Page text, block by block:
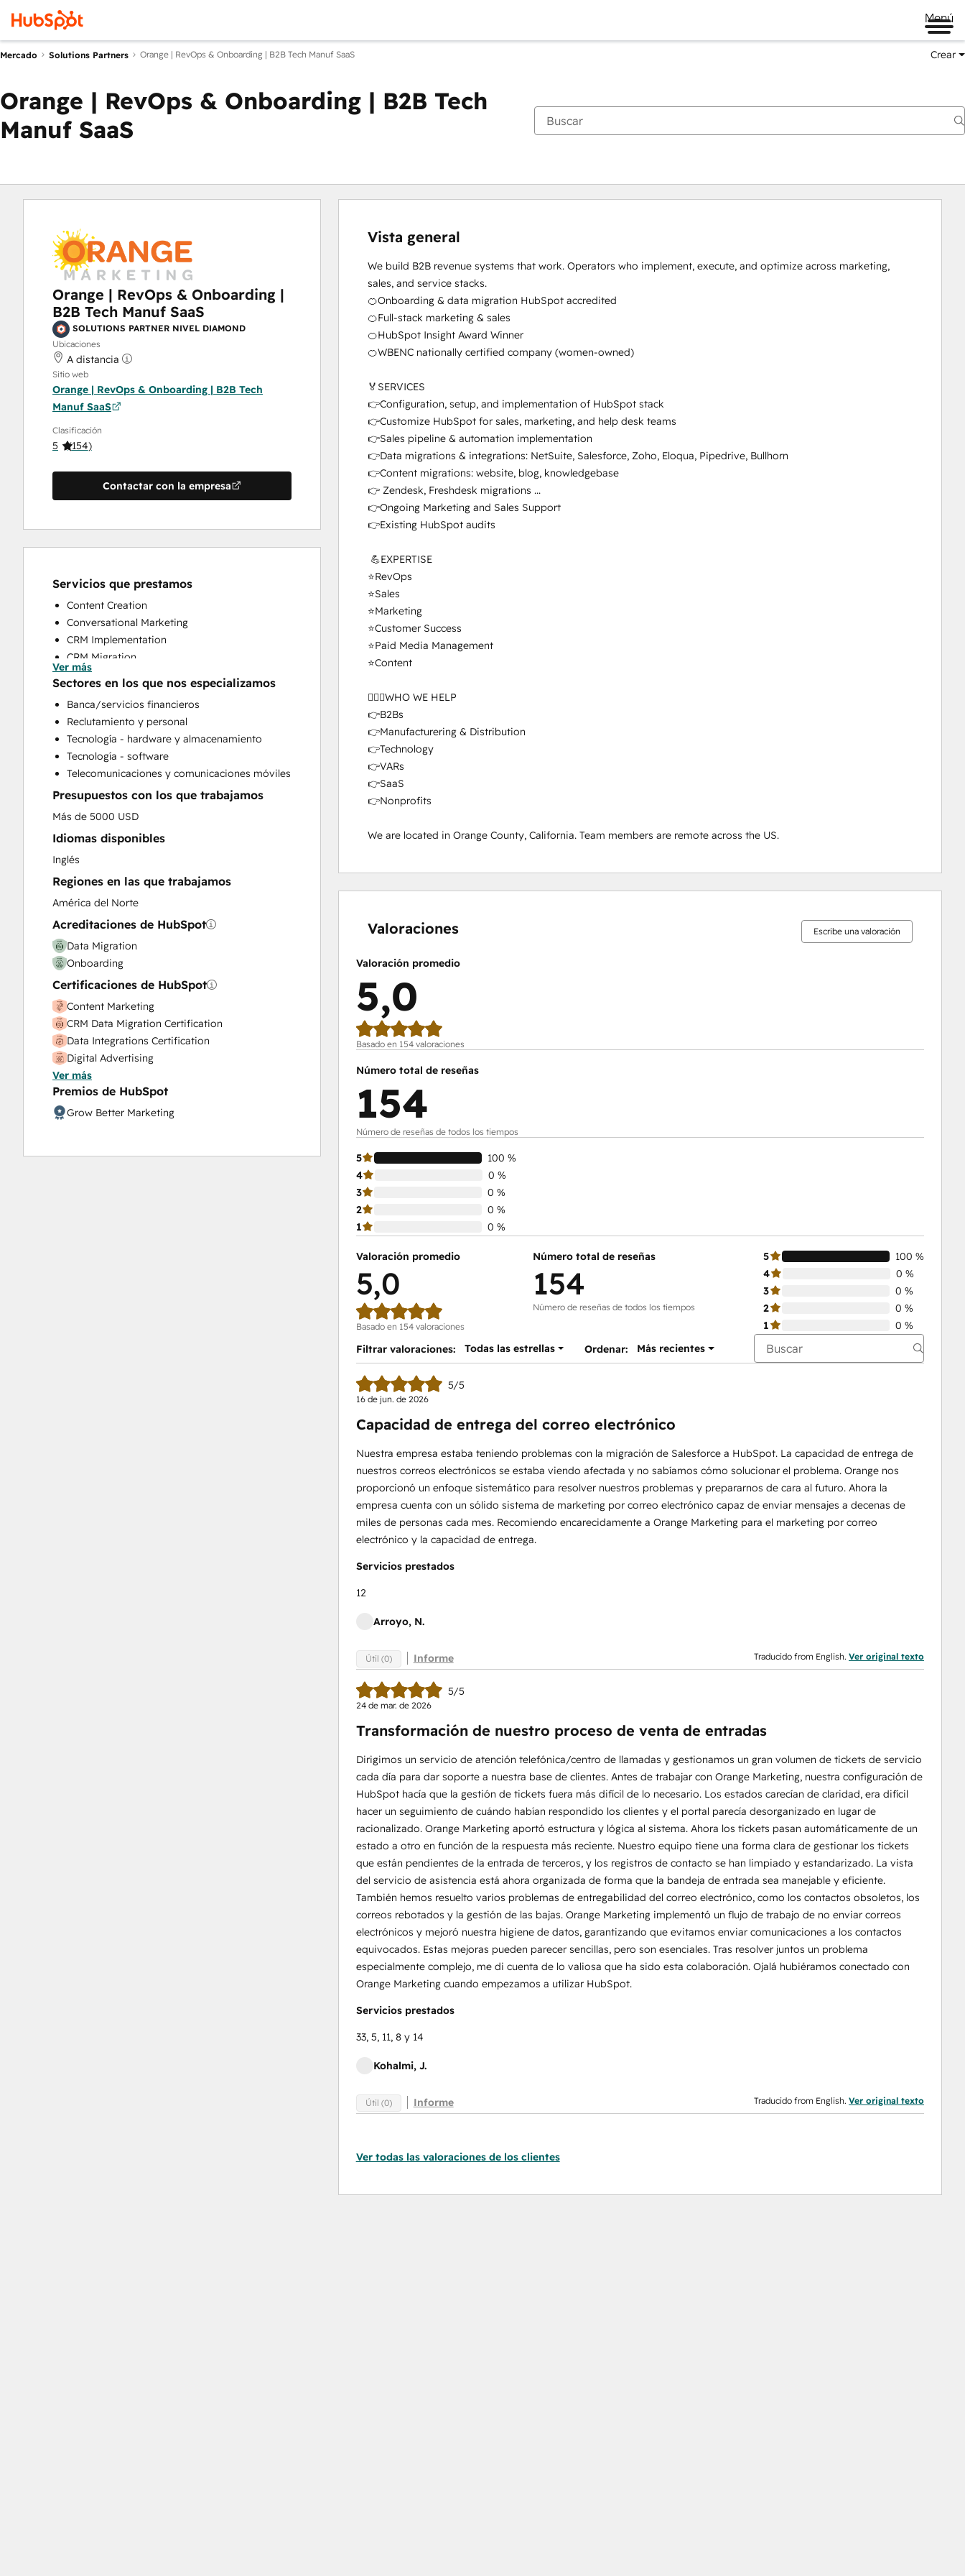
Menú
Mercado Solutions Partners Orange | RevOps & Onboarding | B2B Tech Manuf SaaS Crear
Orange | RevOps & Onboarding | B2B Tech
Manuf SaaS
Orange | RevOps & Onboarding |
B2B Tech Manuf SaaS
SOLUTIONS PARTNER NIVEL DIAMOND
Ubicaciones
A distancia
Sitio web
Orange | RevOps & Onboarding | B2B Tech
Manuf SaaS
Clasificación
5 (154)
Contactar con la empresa
Servicios que prestamos
Content Creation
Conversational Marketing
CRM Implementation
CRM Migration
Customer Marketing
Customer Success Training
Customer Survey and Analysis
Email Marketing
Full Inbound Marketing Services
Help Desk Implementation
HubSpot Onboarding
Knowledge Base Development
Paid Advertising
Sales Coaching and Training
Sales Enablement
Social Media
Website Migration
Ver más
Sectores en los que nos especializamos
Banca/servicios financieros
Reclutamiento y personal
Tecnología - hardware y almacenamiento
Tecnología - software
Telecomunicaciones y comunicaciones móviles
Presupuestos con los que trabajamos
Más de 5000 USD
Idiomas disponibles
Inglés
Regiones en las que trabajamos
América del Norte
Acreditaciones de HubSpot
Data Migration
Onboarding
Certificaciones de HubSpot
Content Marketing
CRM Data Migration Certification
Data Integrations Certification
Digital Advertising
Digital Marketing
Email Marketing Certification
Frictionless Sales
Ver más
Premios de HubSpot
Grow Better Marketing
Vista general
We build B2B revenue systems that work. Operators who implement, execute, and optimize across marketing,
sales, and service stacks.
🍊Onboarding & data migration HubSpot accredited
🍊Full-stack marketing & sales
🍊HubSpot Insight Award Winner
🍊WBENC nationally certified company (women-owned)
🏅SERVICES
👉Configuration, setup, and implementation of HubSpot stack
👉Customize HubSpot for sales, marketing, and help desk teams
👉Sales pipeline & automation implementation
👉Data migrations & integrations: NetSuite, Salesforce, Zoho, Eloqua, Pipedrive, Bullhorn
👉Content migrations: website, blog, knowledgebase
👉 Zendesk, Freshdesk migrations ...
👉Ongoing Marketing and Sales Support
👉Existing HubSpot audits
⭐RevOps
⭐Sales
⭐Marketing
⭐Customer Success
⭐Paid Media Management
⭐Content
🦸🏻‍♀️WHO WE HELP
👉B2Bs
👉Manufacturering & Distribution
👉Technology
👉VARs
👉SaaS
👉Nonprofits
We are located in Orange County, California. Team members are remote across the US.
Valoraciones Escribe una valoración
Valoración promedio
5,0
Basado en 154 valoraciones
Número total de reseñas
154
Número de reseñas de todos los tiempos
5
100 %
4
0 %
3
0 %
2
0 %
1
0 %
Valoración promedio
5,0
Basado en 154 valoraciones
Número total de reseñas
154
Número de reseñas de todos los tiempos
5
100 %
4
0 %
3
0 %
2
0 %
1
0 %
Filtrar valoraciones:
Todas las estrellas Ordenar: Más recientes
5/5
16 de jun. de 2026
Capacidad de entrega del correo electrónico
Nuestra empresa estaba teniendo problemas con la migración de Salesforce a HubSpot. La capacidad de entrega de
nuestros correos electrónicos se estaba viendo afectada y no sabíamos cómo solucionar el problema. Orange nos
proporcionó un enfoque sistemático para resolver nuestros problemas y prepararnos de cara al futuro. Ahora la
empresa cuenta con un sólido sistema de marketing por correo electrónico capaz de enviar mensajes a decenas de
miles de personas cada mes. Recomiendo encarecidamente a Orange Marketing para el marketing por correo
electrónico y la capacidad de entrega.
Servicios prestados
12
Arroyo, N.
Útil (0) Informe Traducido from English. Ver original texto
5/5
24 de mar. de 2026
Transformación de nuestro proceso de venta de entradas
Dirigimos un servicio de atención telefónica/centro de llamadas y gestionamos un gran volumen de tickets de servicio
cada día para dar soporte a nuestra base de clientes. Antes de trabajar con Orange Marketing, nuestra configuración de
HubSpot hacía que la gestión de tickets fuera más difícil de lo necesario. Los estados carecían de claridad, era difícil
hacer un seguimiento de cuándo habían respondido los clientes y el portal parecía desorganizado en lugar de
racionalizado. Orange Marketing aportó estructura y lógica al sistema. Ahora los tickets pasan automáticamente de un
estado a otro en función de la respuesta más reciente. Nuestro equipo tiene una forma clara de gestionar los tickets
que están pendientes de la entrada de terceros, y los registros de contacto se han limpiado y estandarizado. La vista
del servicio de asistencia está ahora organizada de forma que la bandeja de entrada sea manejable y eficiente.
También hemos resuelto varios problemas de entregabilidad del correo electrónico, como los contactos obsoletos, los
correos rebotados y la gestión de las bajas. Orange Marketing implementó un flujo de trabajo de no enviar correos
electrónicos y mejoró nuestra higiene de datos, garantizando que evitamos enviar comunicaciones a los contactos
equivocados. Estas mejoras pueden parecer sencillas, pero son esenciales. Tras resolver juntos un problema
especialmente complejo, me di cuenta de lo valiosa que ha sido esta colaboración. Ojalá hubiéramos conectado con
Orange Marketing cuando empezamos a utilizar HubSpot.
Servicios prestados
33, 5, 11, 8 y 14
Kohalmi, J.
Útil (0) Informe Traducido from English. Ver original texto
Ver todas las valoraciones de los clientes